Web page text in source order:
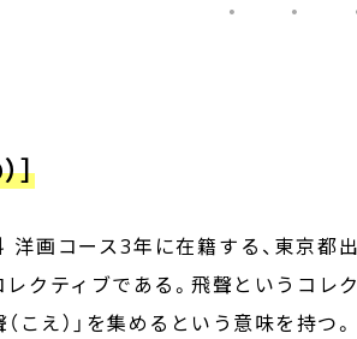
・ ・
］
画コース3年に在籍する、東京都
クティブである。飛聲というコレ
こえ）」を集めるという意味を持つ。